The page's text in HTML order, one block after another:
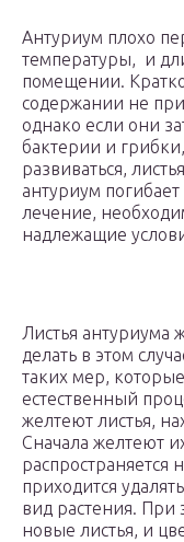
Антуриум плохо
температуры, и
помещении.
содержании не
однако если они
бактерии и
развиваться,
антуриум
лечение,
надлежащие
Листья антуриума
делать в этом
таких мер,
естественный
желтеют листья,
Сначала желтеют
распространяется
приходится
вид растения. При
новые листья, и